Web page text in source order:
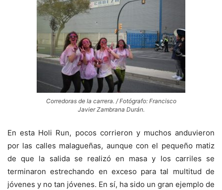
Corredoras de la carrera. / Fotógrafo: Francisco
Javier Zambrana Durán.
En esta Holi Run, pocos corrieron y muchos anduvieron
por las calles malagueñas, aunque con el pequeño matiz
de que la salida se realizó en masa y los carriles se
terminaron estrechando en exceso para tal multitud de
jóvenes y no tan jóvenes. En sí, ha sido un gran ejemplo de